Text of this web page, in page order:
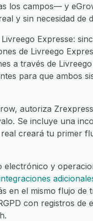
los campos— y
y sin necesidad de
Expresse:
de Livreego
a través de
para que ambos
autoriza
Se incluye una
creará tu primer
y
en el mismo flujo de
con registros de